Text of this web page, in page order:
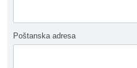
Poštanska adresa